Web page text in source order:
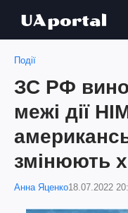
Події
ЗС РФ
межі дії
змінюють
Анна Яценко18.07.2022